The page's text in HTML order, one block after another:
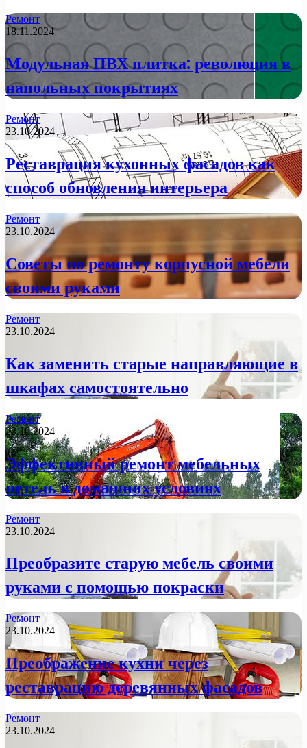
Ремонт
18.11.2024
Модульная ПВХ плитка: революция в
напольных покрытиях
Ремонт
23.10.2024
Реставрация кухонных фасадов как
способ обновления интерьера
Ремонт
23.10.2024
Советы по ремонту корпусной мебели
своими руками
Ремонт
23.10.2024
Как заменить старые направляющие в
шкафах самостоятельно
Ремонт
23.10.2024
Эффективный ремонт мебельных
петель в домашних условиях
Ремонт
23.10.2024
Преобразите старую мебель своими
руками с помощью покраски
Ремонт
23.10.2024
Преображение кухни через
реставрацию деревянных фасадов
Ремонт
23.10.2024